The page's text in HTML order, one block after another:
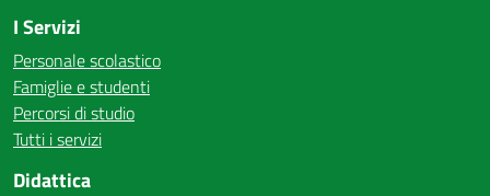
I Servizi
Personale scolastico
Famiglie e studenti
Percorsi di studio
Tutti i servizi
Didattica